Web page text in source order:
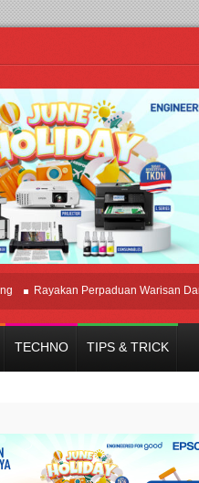
Rayakan Perpaduan Warisan Dan
TECHNO TIPS & TRICK